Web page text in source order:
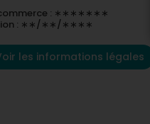
commerce : ∗∗∗∗∗∗∗
: ∗∗/∗∗/∗∗∗∗
les informations légales